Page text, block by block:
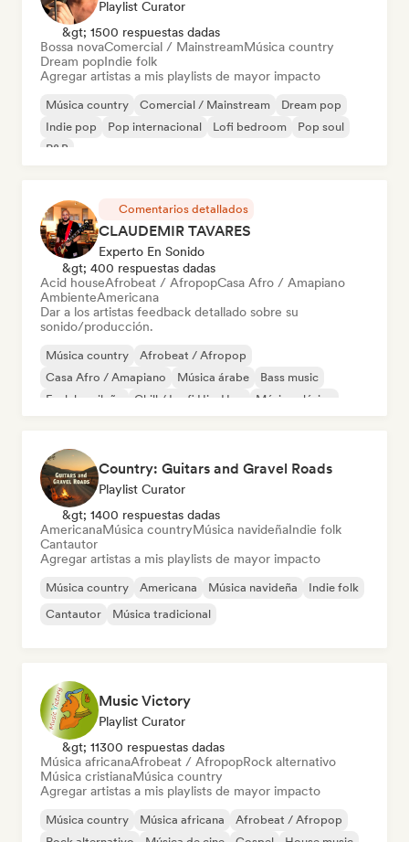
Playlist Curator
&gt; 1500 respuestas dadas
Bossa novaComercial / MainstreamMúsica country
Dream popIndie folk
Agregar artistas a mis playlists de mayor impacto
Música country Comercial / Mainstream
Dream pop
Indie pop
Pop internacional Lofi bedroom
Pop soul
R&B
Comentarios detallados
CLAUDEMIR TAVARES
Experto En Sonido
&gt; 400 respuestas dadas
Acid houseAfrobeat / AfropopCasa Afro / Amapiano
AmbienteAmericana
Dar a los artistas feedback detallado sobre su
sonido/producción.
Música country
Afrobeat / Afropop
Casa Afro / Amapiano
Música árabe
Bass music
Funk brasileño
Chill / Lo-fi Hip-Hop Música clásica
Country: Guitars and Gravel Roads
Playlist Curator
&gt; 1400 respuestas dadas
AmericanaMúsica countryMúsica navideñaIndie folk
Cantautor
Agregar artistas a mis playlists de mayor impacto
Música country Americana Música navideña
Indie folk
Cantautor
Música tradicional
Music Victory
Playlist Curator
&gt; 11300 respuestas dadas
Música africanaAfrobeat / AfropopRock alternativo
Música cristianaMúsica country
Agregar artistas a mis playlists de mayor impacto
Música country Música africana
Afrobeat / Afropop